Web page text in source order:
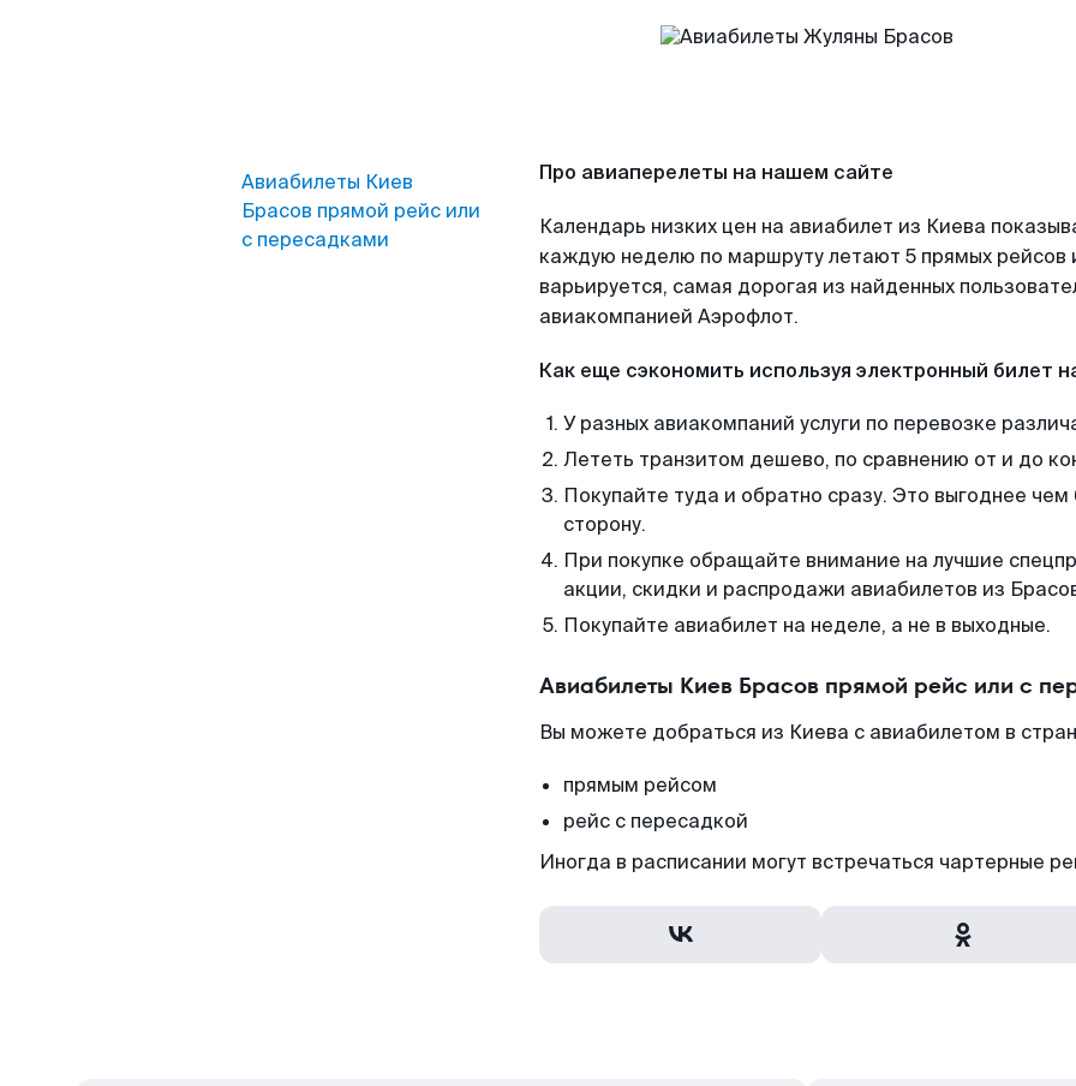
Авиабилеты Киев
Брасов прямой рейс или
с пересадками
Про авиаперелеты на нашем сайте
Календарь низких цен на авиабилет из Киева
каждую неделю по маршруту летают 5 прямых рейсов
варьируется, самая дорогая из найденных
авиакомпанией Аэрофлот.
Как еще сэкономить используя электронный билет
У разных авиакомпаний услуги по перевозке
Лететь транзитом дешево, по сравнению от и до
Покупайте туда и обратно сразу. Это выгоднее
сторону.
При покупке обращайте внимание на лучшие
акции, скидки и распродажи авиабилетов из
Покупайте авиабилет на неделе, а не в выходные.
Авиабилеты Киев Брасов прямой рейс или с
Вы можете добраться из Киева с авиабилетом в
прямым рейсом
рейс с пересадкой
Иногда в расписании могут встречаться чартерные